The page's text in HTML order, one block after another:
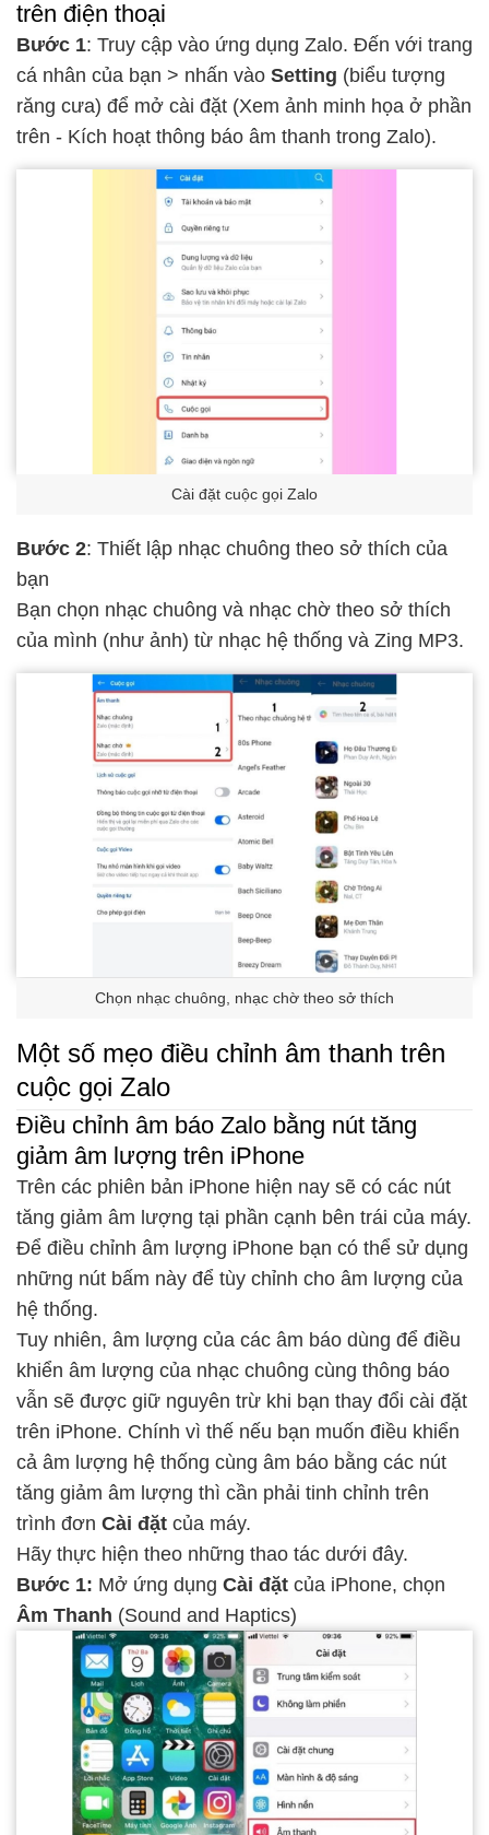
trên điện thoại
Bước 1: Truy cập vào ứng dụng Zalo. Đến với trang
cá nhân của bạn > nhấn vào Setting (biểu tượng
răng cưa) để mở cài đặt (Xem ảnh minh họa ở phần
trên - Kích hoạt thông báo âm thanh trong Zalo).
Cài đặt cuộc gọi Zalo
Bước 2: Thiết lập nhạc chuông theo sở thích của
bạn
Bạn chọn nhạc chuông và nhạc chờ theo sở thích
của mình (như ảnh) từ nhạc hệ thống và Zing MP3.
Chọn nhạc chuông, nhạc chờ theo sở thích
Một số mẹo điều chỉnh âm thanh trên
cuộc gọi Zalo
Điều chỉnh âm báo Zalo bằng nút tăng
giảm âm lượng trên iPhone
Trên các phiên bản iPhone hiện nay sẽ có các nút
tăng giảm âm lượng tại phần cạnh bên trái của máy.
Để điều chỉnh âm lượng iPhone bạn có thể sử dụng
những nút bấm này để tùy chỉnh cho âm lượng của
hệ thống.
Tuy nhiên, âm lượng của các âm báo dùng để điều
khiển âm lượng của nhạc chuông cùng thông báo
vẫn sẽ được giữ nguyên trừ khi bạn thay đổi cài đặt
trên iPhone. Chính vì thế nếu bạn muốn điều khiển
cả âm lượng hệ thống cùng âm báo bằng các nút
tăng giảm âm lượng thì cần phải tinh chỉnh trên
trình đơn Cài đặt của máy.
Hãy thực hiện theo những thao tác dưới đây.
Bước 1: Mở ứng dụng Cài đặt của iPhone, chọn
Âm Thanh (Sound and Haptics)